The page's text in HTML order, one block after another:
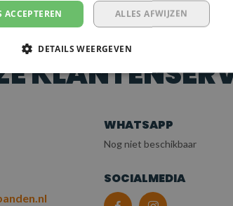
OP
WHATSAPP
Nog niet beschikbaar
SOCIALMEDIA
ACCEPTEREN ALLES AFWIJZEN
DETAILS WEERGEVEN